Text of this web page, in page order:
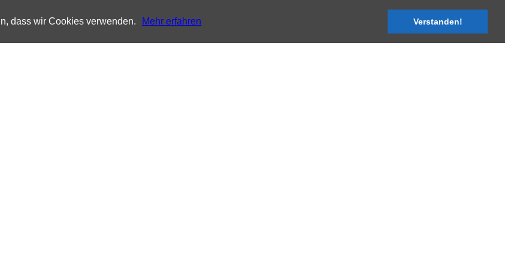
dass wir Cookies verwenden. Mehr erfahren Verstanden!